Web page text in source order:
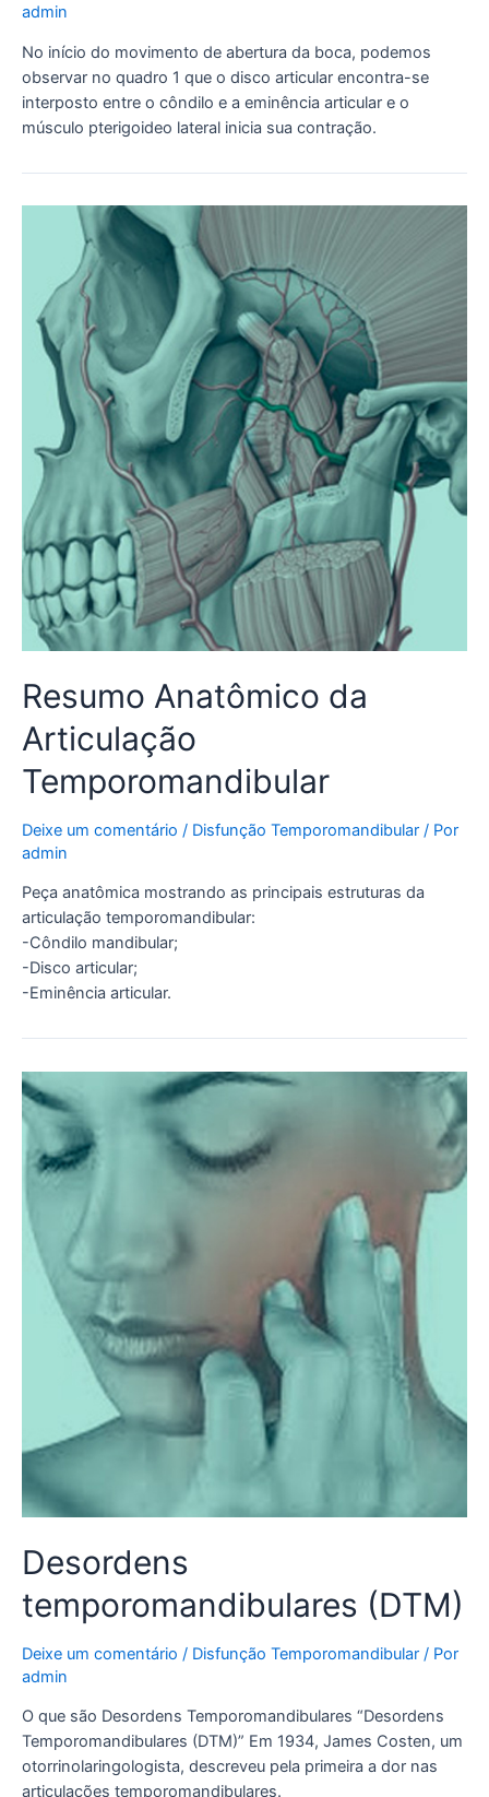
admin
No início do movimento de abertura da boca, podemos
observar no quadro 1 que o disco articular encontra-se
interposto entre o côndilo e a eminência articular e o
músculo pterigoideo lateral inicia sua contração.
Resumo Anatômico da
Articulação
Temporomandibular
Deixe um comentário / Disfunção Temporomandibular / Por
admin
Peça anatômica mostrando as principais estruturas da
articulação temporomandibular:
-Côndilo mandibular;
-Disco articular;
-Eminência articular.
Desordens
temporomandibulares (DTM)
Deixe um comentário / Disfunção Temporomandibular / Por
admin
O que são Desordens Temporomandibulares “Desordens
Temporomandibulares (DTM)” Em 1934, James Costen, um
otorrinolaringologista, descreveu pela primeira a dor nas
articulações temporomandibulares.